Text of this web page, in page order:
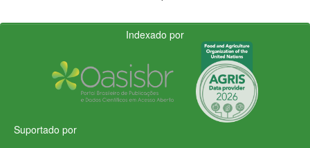
Indexado por
Suportado por